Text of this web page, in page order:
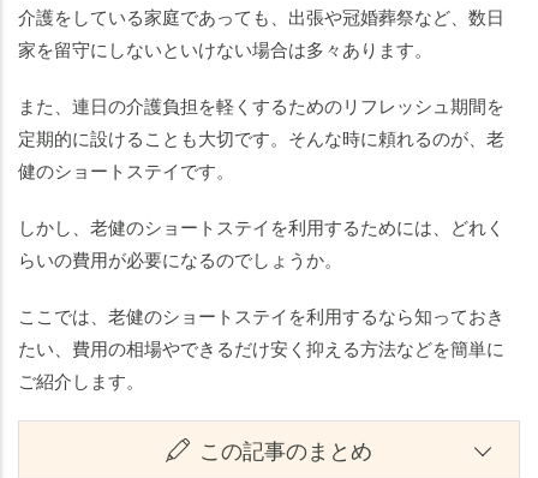
介護をしている家庭であっても、出張や冠婚葬祭など、数日
家を留守にしないといけない場合は多々あります。
また、連日の介護負担を軽くするためのリフレッシュ期間を
定期的に設けることも大切です。そんな時に頼れるのが、老
健のショートステイです。
しかし、老健のショートステイを利用するためには、どれく
らいの費用が必要になるのでしょうか。
ここでは、老健のショートステイを利用するなら知っておき
たい、費用の相場やできるだけ安く抑える方法などを簡単に
ご紹介します。
この記事のまとめ
の
費
例